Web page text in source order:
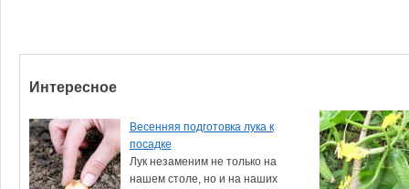
Интересное
Весенняя подготовка лука к
посадке
Лук незаменим не только на
нашем столе, но и на наших